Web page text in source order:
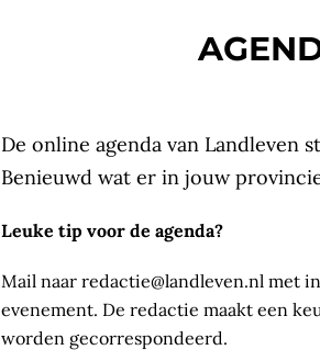
De online agenda van Landleven
Benieuwd wat er in jouw
Leuke tip voor de agenda?
Mail naar redactie@landleven.nl met
evenement. De redactie maakt een
worden gecorrespondeerd.